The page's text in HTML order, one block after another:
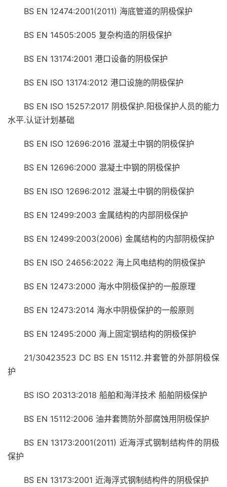
BS EN 12474:2001(2011) 海底管道的阴极保护
BS EN 14505:2005 复杂构造的阴极保护
BS EN 13174:2001 港口设备的阴极保护
BS EN ISO 13174:2012 港口设施的阴极保护
BS EN ISO 15257:2017 阴极保护.阳极保护人员的能力
水平.认证计划基础
BS EN ISO 12696:2016 混凝土中钢的阴极保护
BS EN 12696:2000 混凝土中钢的阴极保护
BS EN ISO 12696:2012 混凝土中钢的阴极保护
BS EN 12499:2003 金属结构的内部阴极保护
BS EN 12499:2003(2006) 金属结构的内部阴极保护
BS EN ISO 24656:2022 海上风电结构的阴极保护
BS EN 12473:2000 海水中阴极保护的一般原理
BS EN 12473:2014 海水中阴极保护的一般原则
BS EN 12495:2000 海上固定钢结构的阴极保护
21/30423523 DC BS EN 15112.井套管的外部阴极保
护
BS ISO 20313:2018 船舶和海洋技术 船舶阴极保护
BS EN 15112:2006 油井套筒防外部腐蚀用阴极保护
BS EN 13173:2001(2011) 近海浮式钢制结构件的阴极
保护
BS EN 13173:2001 近海浮式钢制结构件的阴极保护